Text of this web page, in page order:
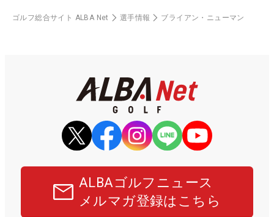
ゴルフ総合サイト ALBA Net 選手情報 ブライアン・ニューマン
ALBAゴルフニュース
メルマガ登録はこちら